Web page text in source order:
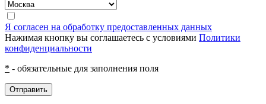
Я согласен на обработку предоставленных данных
Нажимая кнопку вы соглашаетесь с условиями Политики
конфиденциальности
* - обязательные для заполнения поля
Отправить